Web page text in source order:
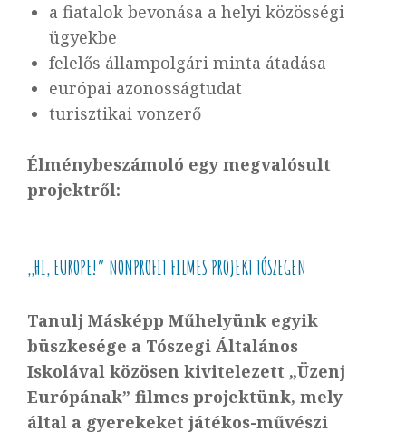
a fiatalok bevonása a helyi közösségi
ügyekbe
felelős állampolgári minta átadása
európai azonosságtudat
turisztikai vonzerő
Élménybeszámoló egy megvalósult
projektről:
,,HI, EUROPE!” NONPROFIT FILMES PROJEKT TÓSZEGEN
Tanulj Másképp Műhelyünk egyik
büszkesége a Tószegi Általános
Iskolával közösen kivitelezett „Üzenj
Európának” filmes projektünk, mely
által a gyerekeket játékos-művészi